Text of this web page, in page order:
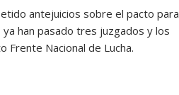
antejuicios sobre el pacto para
han pasado tres juzgados y los
Frente Nacional de Lucha.